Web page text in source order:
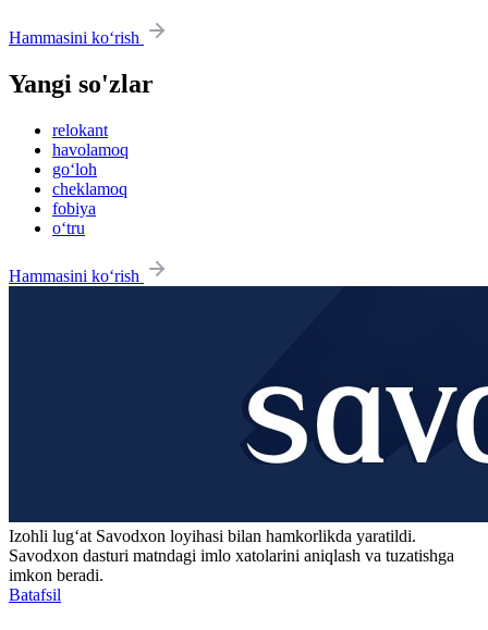
Hammasini ko‘rish
Yangi so'zlar
relokant
havolamoq
go‘loh
cheklamoq
fobiya
o‘tru
Hammasini ko‘rish
Izohli lugʻat Savodxon loyihasi bilan hamkorlikda yaratildi.
Savodxon dasturi matndagi imlo xatolarini aniqlash va tuzatishga
imkon beradi.
Batafsil